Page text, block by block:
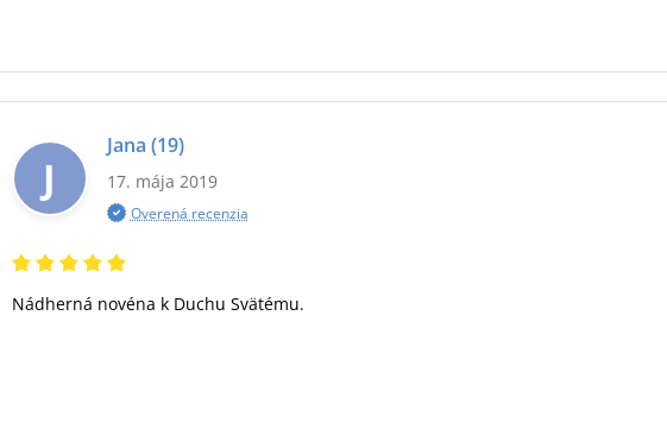
J
Jana (19)
17. mája 2019
Overená recenzia
Nádherná novéna k Duchu Svätému.